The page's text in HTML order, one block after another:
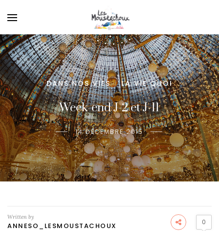
DANS NOS VIES / LA VIE QUOI
Week-end J-2 et J-11
14 DÉCEMBRE 2015
Written by
ANNESO_LESMOUSTACHOUX 0